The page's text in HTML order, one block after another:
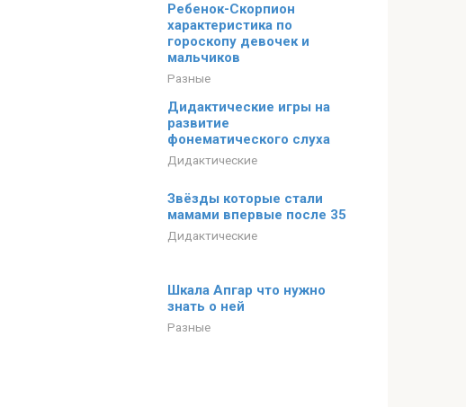
Ребенок-Скорпион
характеристика по
гороскопу девочек и
мальчиков
Разные
Дидактические игры на
развитие
фонематического слуха
Дидактические
Звёзды которые стали
мамами впервые после 35
Дидактические
Шкала Апгар что нужно
знать о ней
Разные